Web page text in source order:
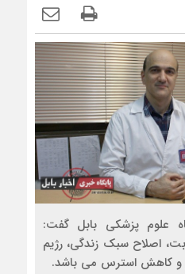
علوم پزشکی بابل گفت:
اصلاح سبک زندگی، رژیم
و کاهش استرس می باشد.